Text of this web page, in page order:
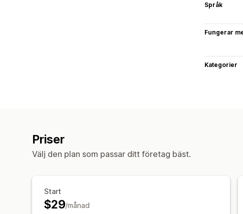
Språk
Fungerar
Kategorier
Priser
Välj den plan som passar ditt företag bäst.
Start
$29/månad